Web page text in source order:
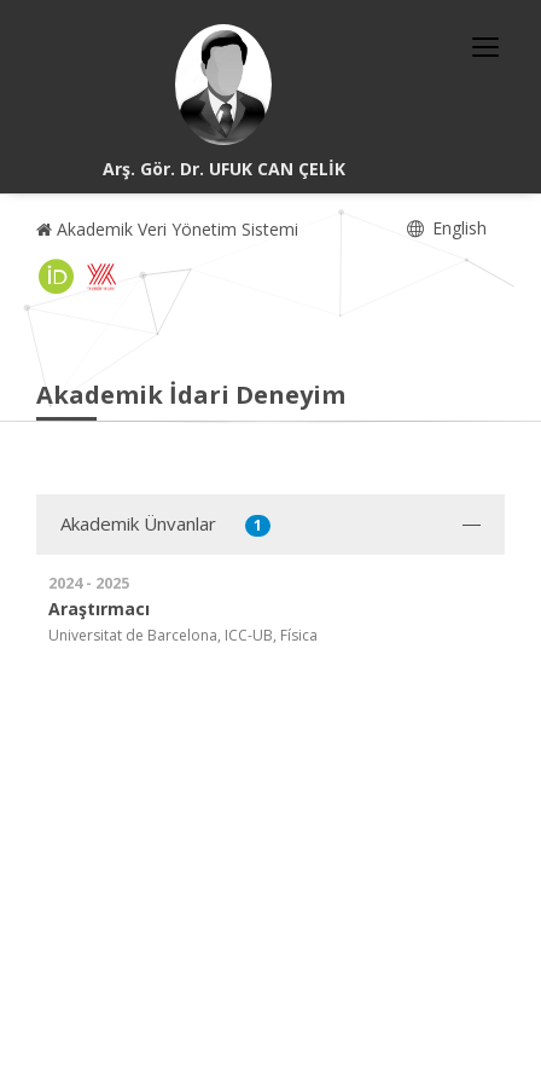
Arş. Gör. Dr. UFUK CAN ÇELİK
Akademik Veri Yönetim Sistemi English
Akademik İdari Deneyim
Akademik Ünvanlar 1
2024 - 2025
Araştırmacı
Universitat de Barcelona, ICC-UB, Física